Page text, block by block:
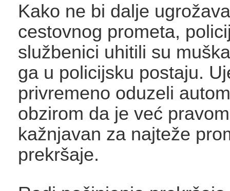
Kako ne bi dalje
cestovnog prometa,
službenici uhitili su
ga u policijsku postaju.
privremeno oduzeli
obzirom da je već
kažnjavan za najteže
prekršaje.